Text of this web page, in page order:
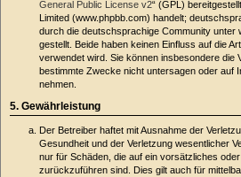
General Public License v2“ (GPL)
Limited (www.phpbb.com) handelt;
durch die deutschsprachige Community unter
gestellt. Beide haben keinen Einfluss auf die
verwendet wird. Sie können insbesondere die
bestimmte Zwecke nicht untersagen oder auf
nehmen.
5. Gewährleistung
Der Betreiber haftet mit Ausnahme der
Gesundheit und der Verletzung wesentlicher
nur für Schäden, die auf ein vorsätzliches
zurückzuführen sind. Dies gilt auch für